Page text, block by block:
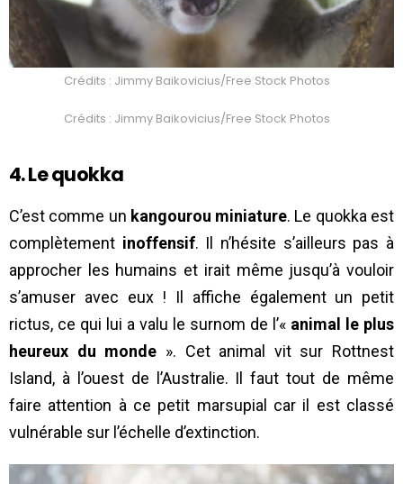
Crédits : Jimmy Baikovicius/Free Stock Photos
Crédits : Jimmy Baikovicius/Free Stock Photos
4. Le quokka
C’est comme un kangourou miniature. Le quokka est
complètement inoffensif. Il n’hésite s’ailleurs pas à
approcher les humains et irait même jusqu’à vouloir
s’amuser avec eux ! Il affiche également un petit
rictus, ce qui lui a valu le surnom de l’« animal le plus
heureux du monde ». Cet animal vit sur Rottnest
Island, à l’ouest de l’Australie. Il faut tout de même
faire attention à ce petit marsupial car il est classé
vulnérable sur l’échelle d’extinction.